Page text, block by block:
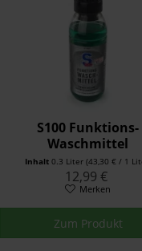
S100 Funktions-
Waschmittel
300ml
Inhalt 0.3 Liter (43,30 € / 1
12,99 €
Merken
Zum Produkt